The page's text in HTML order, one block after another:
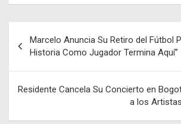
de
entradas
Marcelo Anuncia Su Retiro del Fútbol
Historia Como Jugador Termina Aquí”
Residente Cancela Su Concierto en
a los